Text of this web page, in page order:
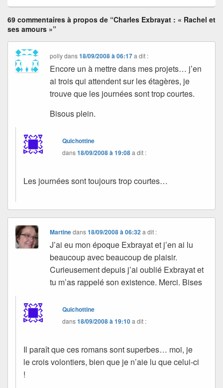
69 commentaires à propos de “Charles Exbrayat : « Rachel et
ses amours »”
pollydans18/09/2008 à 06:17 a dit :
Encore un à mettre dans mes projets… j’en
ai trois qui attendent sur les étagères, je
trouve que les journées sont trop courtes.
Bisous plein.
Quichottine
dans18/09/2008 à 19:08a dit :
Les journées sont toujours trop courtes…
Martinedans18/09/2008 à 06:32 a dit :
J’ai eu mon époque Exbrayat et j’en ai lu
beaucoup avec beaucoup de plaisir.
Curieusement depuis j’ai oublié Exbrayat et
tu m’as rappelé son existence. Merci. Bises
Quichottine
dans18/09/2008 à 19:10a dit :
Il paraît que ces romans sont superbes… moi, je
le crois volontiers, bien que je n’aie lu que celui-ci
!